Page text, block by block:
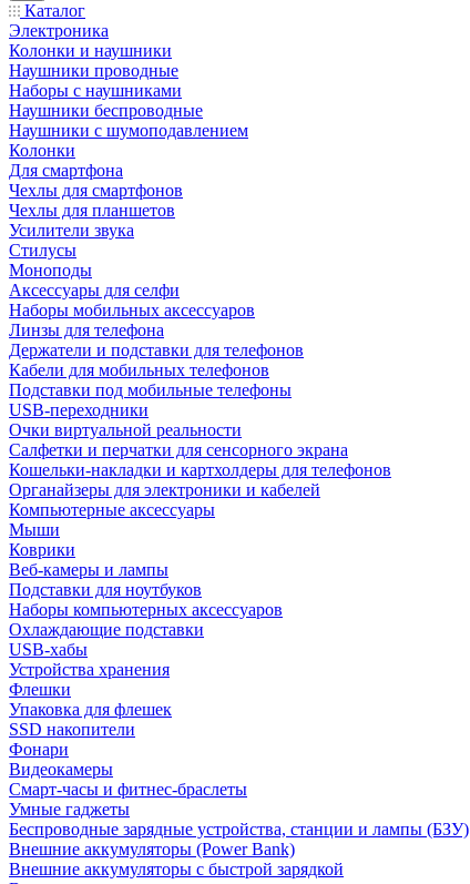
Каталог
Электроника
Колонки и наушники
Наушники проводные
Наборы с наушниками
Наушники беспроводные
Наушники с шумоподавлением
Колонки
Для смартфона
Чехлы для смартфонов
Чехлы для планшетов
Усилители звука
Стилусы
Моноподы
Аксессуары для селфи
Наборы мобильных аксессуаров
Линзы для телефона
Держатели и подставки для телефонов
Кабели для мобильных телефонов
Подставки под мобильные телефоны
USB-переходники
Очки виртуальной реальности
Салфетки и перчатки для сенсорного экрана
Кошельки-накладки и картхолдеры для телефонов
Органайзеры для электроники и кабелей
Компьютерные аксессуары
Мыши
Коврики
Веб-камеры и лампы
Подставки для ноутбуков
Наборы компьютерных аксессуаров
Охлаждающие подставки
USB-хабы
Устройства хранения
Флешки
Упаковка для флешек
SSD накопители
Фонари
Видеокамеры
Смарт-часы и фитнес-браслеты
Умные гаджеты
Беспроводные зарядные устройства, станции и лампы (БЗУ)
Внешние аккумуляторы (Power Bank)
Внешние аккумуляторы с быстрой зарядкой